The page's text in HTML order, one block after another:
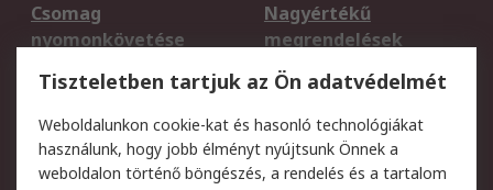
Csomag
nyomonkövetése
Nagyértékű
megrendelések
Regisztráció
Szállítás
Termékvisszaküldés
Szolgáltatások
Tiszteletben tartjuk az Ön adatvédelmét
Weboldalunkon cookie-kat és hasonló technológiákat
használunk, hogy jobb élményt nyújtsunk Önnek a
weboldalon történő böngészés, a rendelés és a tartalom